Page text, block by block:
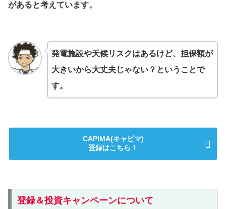
があると考えています。
発電施設や天候リスクはあるけど、担保額が
大きいから大丈夫じゃない？ということで
す。
CAPIMA(キャピマ)
登録はこちら！
登録＆投資キャンペーンについて